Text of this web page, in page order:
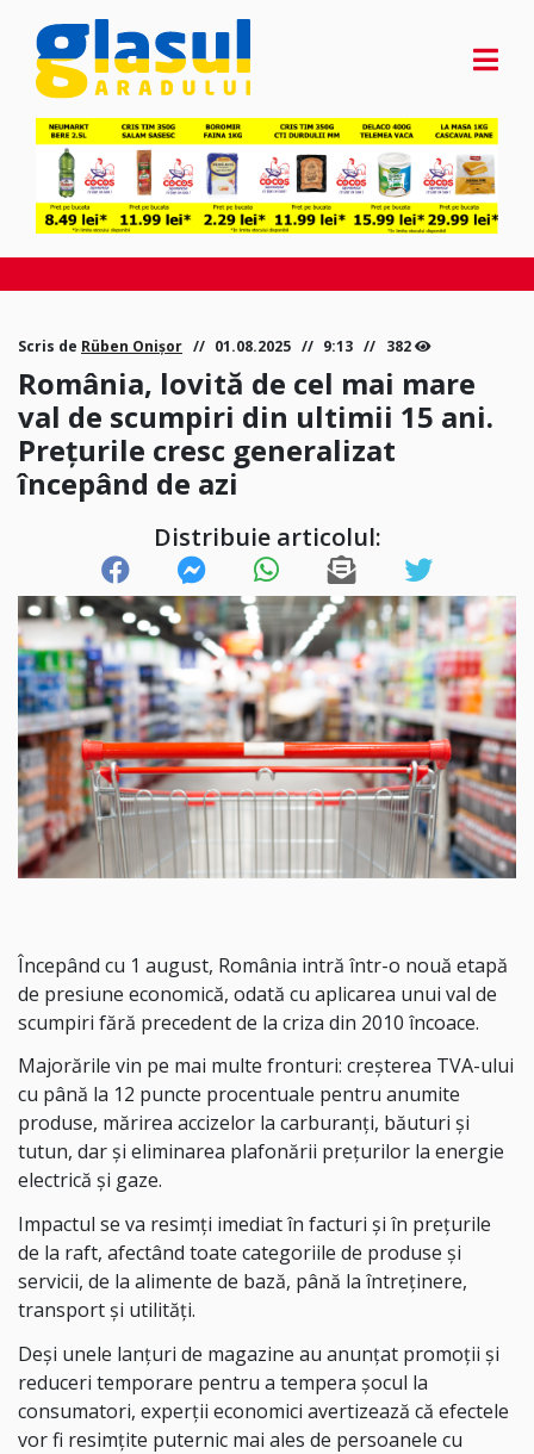
Scris de Rüben Onișor 01.08.2025 9:13 382
România, lovită de cel mai mare
val de scumpiri din ultimii 15 ani.
Prețurile cresc generalizat
începând de azi
Distribuie articolul:
Începând cu 1 august, România intră într-o nouă etapă
de presiune economică, odată cu aplicarea unui val de
scumpiri fără precedent de la criza din 2010 încoace.
Majorările vin pe mai multe fronturi: creșterea TVA-ului
cu până la 12 puncte procentuale pentru anumite
produse, mărirea accizelor la carburanți, băuturi și
tutun, dar și eliminarea plafonării prețurilor la energie
electrică și gaze.
Impactul se va resimți imediat în facturi și în prețurile
de la raft, afectând toate categoriile de produse și
servicii, de la alimente de bază, până la întreținere,
transport și utilități.
Deși unele lanțuri de magazine au anunțat promoții și
reduceri temporare pentru a tempera șocul la
consumatori, experții economici avertizează că efectele
vor fi resimțite puternic mai ales de persoanele cu